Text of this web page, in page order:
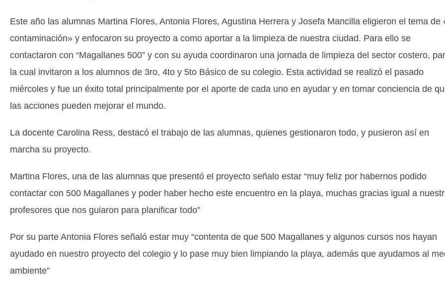
Este año las alumnas Martina Flores, Antonia Flores, Agustina Herrera y Josefa Mancilla eligieron el tema de
contaminación» y enfocaron su proyecto a como aportar a la limpieza de nuestra ciudad. Para ello se
contactaron con “Magallanes 500” y con su ayuda coordinaron una jornada de limpieza del sector costero,
la cual invitaron a los alumnos de 3ro, 4to y 5to Básico de su colegio. Esta actividad se realizó el pasado
miércoles y fue un éxito total principalmente por el aporte de cada uno en ayudar y en tomar conciencia de
las acciones pueden mejorar el mundo.
La docente Carolina Ress, destacó el trabajo de las alumnas, quienes gestionaron todo, y pusieron así en
marcha su proyecto.
Martina Flores, una de las alumnas que presentó el proyecto señalo estar “muy feliz por habernos podido
contactar con 500 Magallanes y poder haber hecho este encuentro en la playa, muchas gracias igual a
profesores que nos guiaron para planificar todo”
Por su parte Antonia Flores señaló estar muy “contenta de que 500 Magallanes y algunos cursos nos hayan
ayudado en nuestro proyecto del colegio y lo pase muy bien limpiando la playa, además que ayudamos al
ambiente”